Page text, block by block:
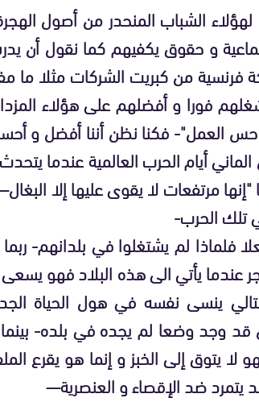
الشباب المنحدر من أصول
و حقوق يكفيهم كما نقول أن
فرنسية من كبريت الشركات مثلا ما
فورا و أفضلهم على هؤلاء
حس العمل"- فكنا نظن أننا أفضل و
أيام الحرب العالمية عندما
مرتفعات لا يقوى عليها إلا
تلك الحرب-
لم يشتغلوا في بلدانهم-
عندما يأتي الى هذه البلاد فهو
ينسى نفسه في هول الحياة
قد وجد وضعا لم يجده في بلده-
يتوق إلى الخبز و إنما هو يقرع
يتمرد ضد الإقصاء و العنصرية—